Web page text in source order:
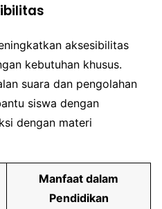
aksesibilitas
kebutuhan khusus.
suara dan pengolahan
siswa dengan
dengan materi
Manfaat dalam
Pendidikan